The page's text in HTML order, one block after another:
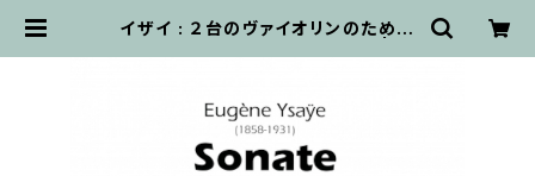
イザイ : ２台のヴァイオリンのための